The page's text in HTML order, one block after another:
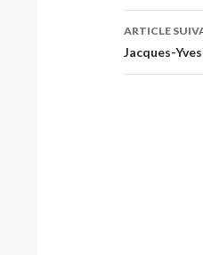
articles
ARTICLE
Jacques-